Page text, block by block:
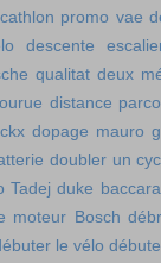
promo vae
descente
qualitat deux
distance
dopage mauro
doubler un
Tadej duke baccara
moteur Bosch
le vélo